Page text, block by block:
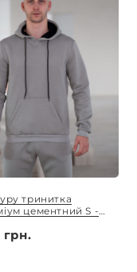
тринитка
цементний S -
грн.